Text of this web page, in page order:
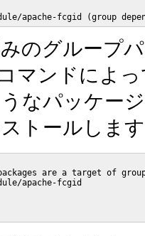
apache-fcgid (group
のグループ
コマンドによ
なパッケー
トールしま
are a target of
apache-fcgid